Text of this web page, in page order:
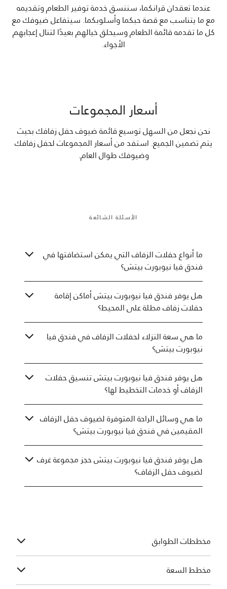
عندما تعقدان قرانكما، سننسق خدمة توفير الطعام وتقديمه
مع ما يتناسب مع قصة حبكما وأسلوبكما. سيتفاعل ضيوفك مع
كل ما تقدمه قائمة الطعام وسيحلق خيالهم بعيدًا لتنال إعجابهم
الأجواء.
أسعار المجموعات
نحن نجعل من السهل توسيع قائمة ضيوف حفل زفافك بحيث
يتم تضمين الجميع. استفد من أسعار المجموعات لحفل زفافك
وضيوفك طوال العام.
الأسئلة الشائعة
ما أنواع حفلات الزفاف التي يمكن استضافتها في
فندق فيا نيوبورت بيتش؟
هل يوفر فندق فيا نيوبورت بيتش أماكن إقامة
حفلات زفاف مطلة على المحيط؟
ما هي سعة النزلاء لحفلات الزفاف في فندق فيا
نيوبورت بيتش؟
هل يوفر فندق فيا نيوبورت بيتش تنسيق حفلات
الزفاف أو خدمات التخطيط لها؟
ما هي وسائل الراحة المتوفرة لضيوف حفل الزفاف
المقيمين في فندق فيا نيوبورت بيتش؟
هل يوفر فندق فيا نيوبورت بيتش حجز مجموعة غرف
لضيوف حفل الزفاف؟
مخططات الطوابق
مخطط السعة